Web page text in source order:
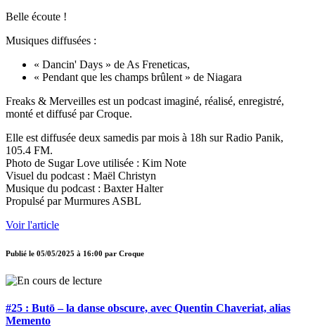
Belle écoute !
Musiques diffusées :
« Dancin' Days » de As Freneticas,
« Pendant que les champs brûlent » de Niagara
Freaks & Merveilles est un podcast imaginé, réalisé, enregistré,
monté et diffusé par Croque.
Elle est diffusée deux samedis par mois à 18h sur Radio Panik,
105.4 FM.
Photo de Sugar Love utilisée : Kim Note
Visuel du podcast : Maël Christyn
Musique du podcast : Baxter Halter
Propulsé par Murmures ASBL
Voir l'article
Publié le 05/05/2025 à 16:00 par Croque
#25 : Butō – la danse obscure, avec Quentin Chaveriat, alias
Memento